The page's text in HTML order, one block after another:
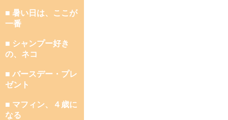
■ 暑い日は、ここが
一番
■ シャンプー好き
の、ネコ
■ バースデー・プレ
ゼント
■ マフィン、４歳に
なる